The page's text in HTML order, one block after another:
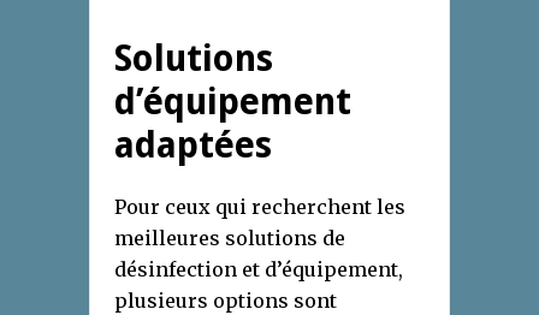
Solutions
d’équipement
adaptées
Pour ceux qui recherchent les
meilleures solutions de
désinfection et d’équipement,
plusieurs options sont